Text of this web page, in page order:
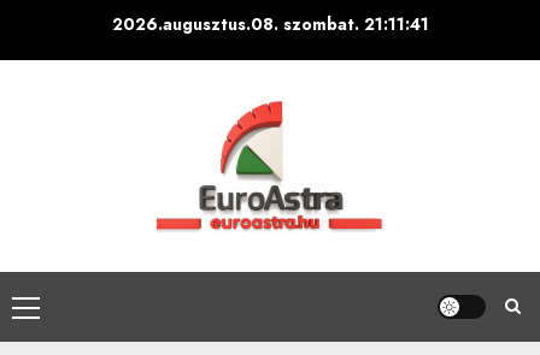
2026.augusztus.08. szombat. 21:11:42
Primary
Menu